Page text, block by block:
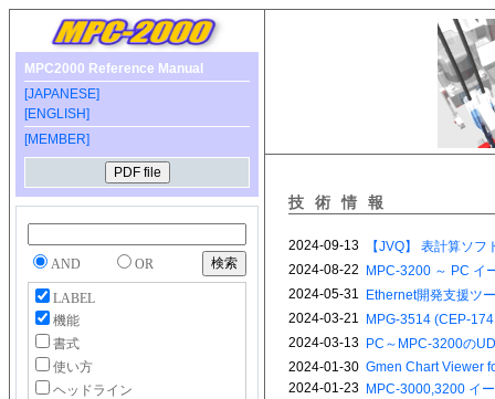
MPC2000 Reference Manual
[JAPANESE]
[ENGLISH]
[MEMBER]
AND OR
LABEL
機能
書式
使い方
ヘッドライン
技術情報